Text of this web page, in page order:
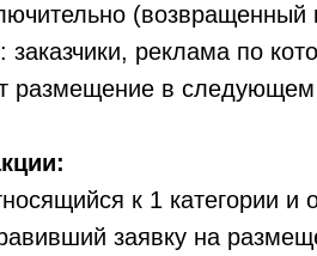
(возвращенный
заказчики, реклама по
размещение в
к 1 категории
заявку на